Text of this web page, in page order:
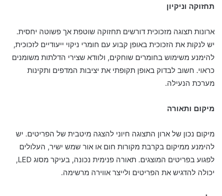
תחזוקה וניקיון
ארונות תצוגה מזכוכית דורשים תחזוקה שוטפת אך פשוטה יחסית.
יש לנקות את הזכוכית באופן קבוע עם חומרי ניקוי ייעודיים לזכוכית,
להימנע משימוש בחומרים שוחקים, ולוודא שצירי הדלתות משומנים
כראוי. חשוב לבדוק באופן תקופתי את יציבות המדפים ותקינות
מערכת הנעילה.
מיקום ותאורה
מיקום נכון של ארון התצוגה חיוני להצגה מיטבית של הפריטים. יש
להימנע ממיקום בקרבת מקורות חום או אור שמש ישיר, העלולים
לפגוע בפריטים המוצגים. תאורה פנימית נכונה, בעיקר מסוג LED,
יכולה להדגיש את הפריטים ולייצר אווירה מרשימה.